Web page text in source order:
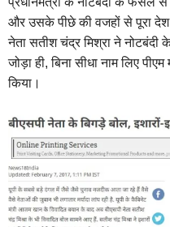
और उसके पीछे की वजहों से पूरा देश
नेता सतीश चंद्र मिश्रा ने नोटबंदी
जोड़ा ही, बिना सीधा नाम लिए
किया।